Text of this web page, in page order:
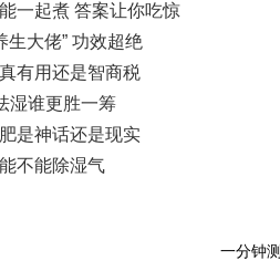
一起煮 答案让你吃惊
生大佬” 功效超绝
有用还是智商税
湿谁更胜一筹
是神话还是现实
不能除湿气
一分钟